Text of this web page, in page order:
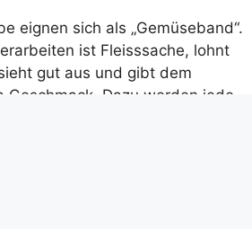
eignen sich als „Gemüseband“.
ist Fleisssache, lohnt
gut aus und gibt dem
Geschmack. Dazu werden jede